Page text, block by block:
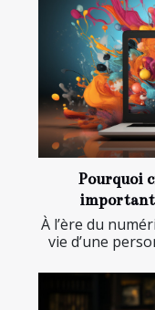
Pourquoi
À l’ère du
vie d’une